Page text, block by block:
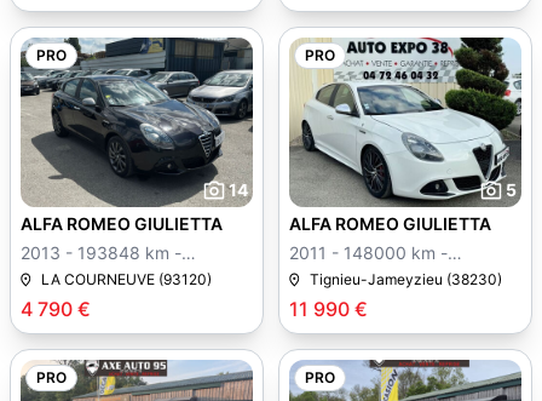
PRO
14
4 790 €
ALFA ROMEO GIULIETTA
2013 - 193848 km -
Manuelle
LA COURNEUVE (93120)
PRO
5
11 990 €
ALFA ROMEO GIULIETTA
2011 - 148000 km -
Manuelle
Tignieu-Jameyzieu (38230)
PRO PRO